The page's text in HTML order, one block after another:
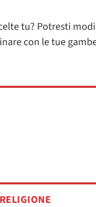
tu? Potresti
con le tue
RELIGIONE